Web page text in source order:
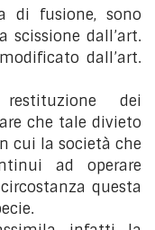
di fusione, sono
scissione dall’art.
dall’art.
dei
che tale divieto
cui la società che
ad operare
questa